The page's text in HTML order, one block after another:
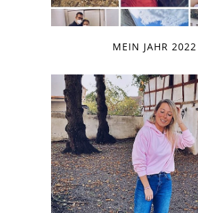
MEIN JAHR 2022